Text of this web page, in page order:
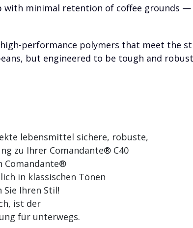
with minimal retention of coffee grounds
performance polymers that meet the
but engineered to be tough and
lebensmittel sichere, robuste,
zu Ihrer Comandante® C40
Comandante®
in klassischen Tönen
Sie Ihren Stil!
ist der
für unterwegs.